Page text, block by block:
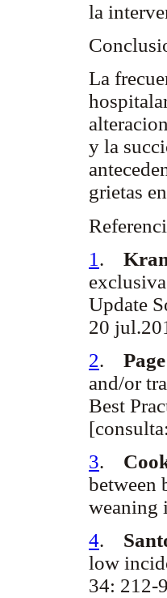
la
La
y la
grietas
1 .
Update
20
2.
and/or
Best
3.
between
weaning
4.
low
34: 212-